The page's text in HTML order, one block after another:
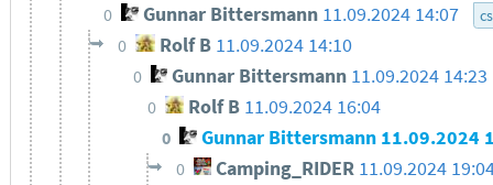
0 Gunnar Bittersmann 11.09.2024 14:07
0 Rolf B 11.09.2024 14:10
0 Gunnar Bittersmann 11.09.2024 14:23
0 Rolf B 11.09.2024 16:04
0 Gunnar Bittersmann 11.09.2024
0 Camping_RIDER 11.09.2024